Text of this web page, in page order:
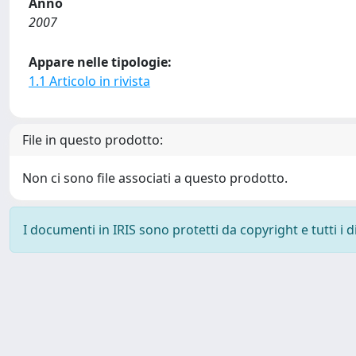
2007
Appare nelle tipologie:
1.1 Articolo in rivista
File in questo prodotto:
Non ci sono file associati a questo prodotto.
I documenti in IRIS sono protetti da copyright e tutti i